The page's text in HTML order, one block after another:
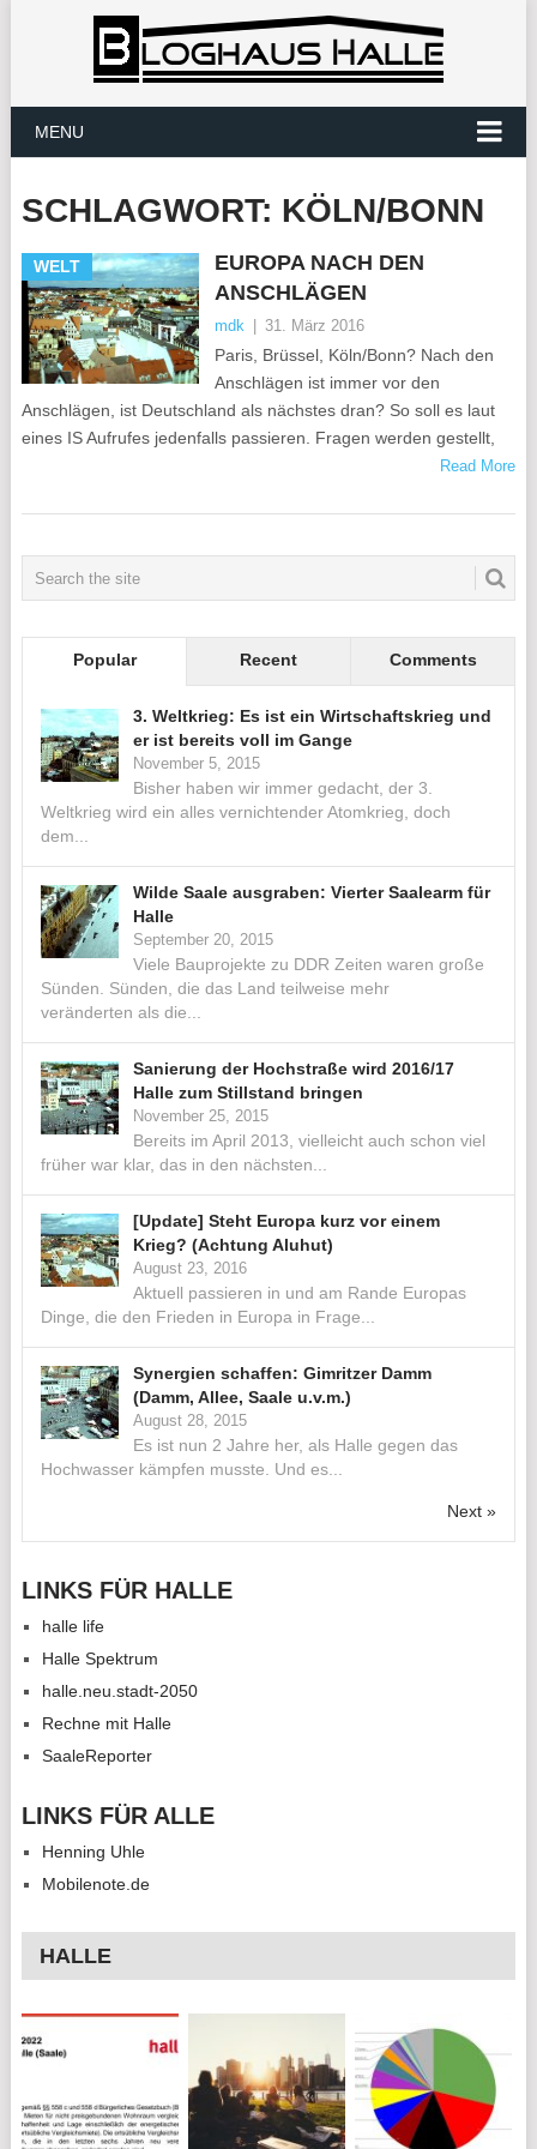
MENU
SCHLAGWORT: KÖLN/BONN
WELT
EUROPA NACH DEN
ANSCHLÄGEN
mdk 31. März 2016
Paris, Brüssel, Köln/Bonn? Nach den
Anschlägen ist immer vor den
Anschlägen, ist Deutschland als nächstes dran? So soll es laut
eines IS Aufrufes jedenfalls passieren. Fragen werden gestellt,
Read More
Popular Recent Comments
3. Weltkrieg: Es ist ein Wirtschaftskrieg und
er ist bereits voll im Gange
November 5, 2015
Bisher haben wir immer gedacht, der 3.
Weltkrieg wird ein alles vernichtender Atomkrieg, doch
dem...
Wilde Saale ausgraben: Vierter Saalearm für
Halle
September 20, 2015
Viele Bauprojekte zu DDR Zeiten waren große
Sünden. Sünden, die das Land teilweise mehr
veränderten als die...
Sanierung der Hochstraße wird 2016/17
Halle zum Stillstand bringen
November 25, 2015
Bereits im April 2013, vielleicht auch schon viel
früher war klar, das in den nächsten...
[Update] Steht Europa kurz vor einem
Krieg? (Achtung Aluhut)
August 23, 2016
Aktuell passieren in und am Rande Europas
Dinge, die den Frieden in Europa in Frage...
Synergien schaffen: Gimritzer Damm
(Damm, Allee, Saale u.v.m.)
August 28, 2015
Es ist nun 2 Jahre her, als Halle gegen das
Hochwasser kämpfen musste. Und es...
Next »
LINKS FÜR HALLE
halle life
Halle Spektrum
halle.neu.stadt-2050
Rechne mit Halle
SaaleReporter
LINKS FÜR ALLE
Henning Uhle
Mobilenote.de
HALLE